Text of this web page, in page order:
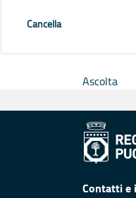
Cancella
Ascolta
Contatti e